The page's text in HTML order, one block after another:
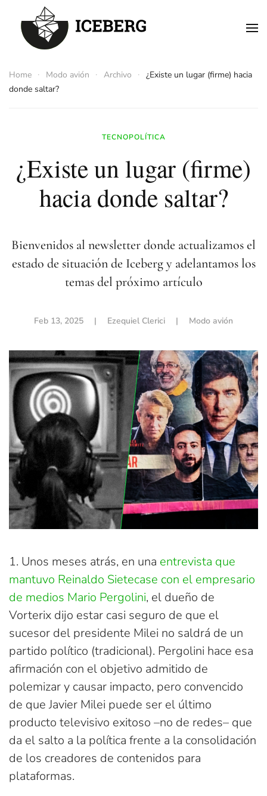
Skip to main content
Home Modo avión Archivo
¿Existe un lugar (firme) hacia
donde saltar?
TECNOPOLÍTICA
¿Existe un lugar (firme)
hacia donde saltar?
Bienvenidos al newsletter donde actualizamos el
estado de situación de Iceberg y adelantamos los
temas del próximo artículo
Feb 13, 2025 | Ezequiel Clerici | Modo avión
1. Unos meses atrás, en una entrevista que
mantuvo Reinaldo Sietecase con el empresario
de medios Mario Pergolini, el dueño de
Vorterix dijo estar casi seguro de que el
sucesor del presidente Milei no saldrá de un
partido político (tradicional). Pergolini hace esa
afirmación con el objetivo admitido de
polemizar y causar impacto, pero convencido
de que Javier Milei puede ser el último
producto televisivo exitoso –no de redes– que
da el salto a la política frente a la consolidación
de los creadores de contenidos para
plataformas.